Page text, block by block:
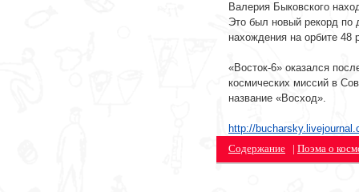
Валерия Быковского
Это был новый рекорд по
нахождения на орбите 48
«Восток-6» оказался
космических миссий в
название «Восход».
http://
Содержание | Поэма о